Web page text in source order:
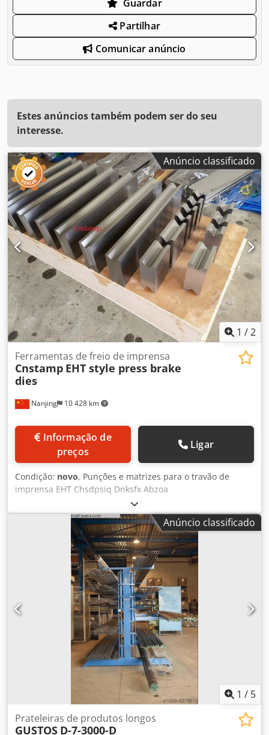
Guardar
Partilhar
Comunicar anúncio
Estes anúncios também podem ser do seu
interesse.
Anúncio classificado
1 /2
Nanjing 10 428 km
Ferramentas de freio de imprensa
Cnstamp EHT style press brake
dies
preços
Ligar
Condição: novo, Punções e matrizes para o travão de
imprensa EHT Chsdpsiq Dnksfx Abzoa
Anúncio classificado
1 / 5
Prateleiras de produtos longos
GUSTOS D-7-3000-D